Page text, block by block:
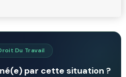
Du Travail
par cette situation ?